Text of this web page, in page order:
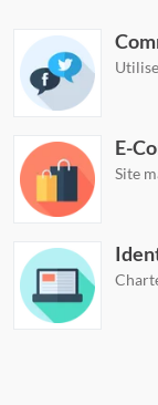
E-
Site